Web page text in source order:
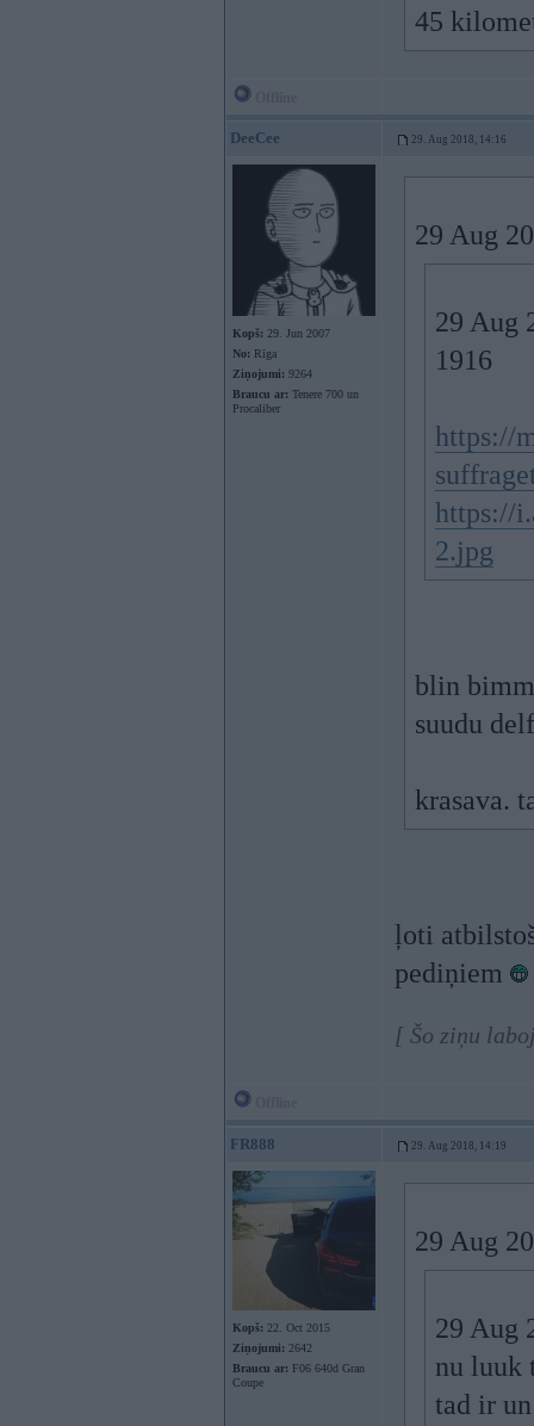
45
DeeCee 29. Aug 2018, 14:16
Kopš: 29. Jun 2007
No: Rīga
Ziņojumi: 9264
Braucu ar: Tenere 700 un
Procaliber
29 Aug
29 Aug
1916
https://
https://
2.jpg
blin
suudu
krasava.
ļoti
pediņiem
[ Šo ziņu
FR888 29. Aug 2018, 14:19
Kopš: 22. Oct 2015
Ziņojumi: 2642
Braucu ar: F06 640d Gran
Coupe
29 Aug
29 Aug
nu luuk
tad ir